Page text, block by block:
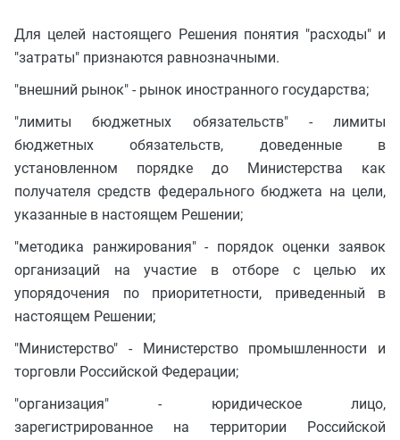
Для целей настоящего Решения понятия "расходы" и
"затраты" признаются равнозначными.
"внешний рынок" - рынок иностранного государства;
"лимиты бюджетных обязательств" - лимиты
бюджетных обязательств, доведенные в
установленном порядке до Министерства как
получателя средств федерального бюджета на цели,
указанные в настоящем Решении;
"методика ранжирования" - порядок оценки заявок
организаций на участие в отборе с целью их
упорядочения по приоритетности, приведенный в
настоящем Решении;
"Министерство" - Министерство промышленности и
торговли Российской Федерации;
"организация" - юридическое лицо,
зарегистрированное на территории Российской